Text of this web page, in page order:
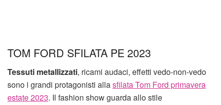
TOM FORD SFILATA PE 2023
Tessuti metallizzati, ricami audaci, effetti vedo-non-vedo
sono i grandi protagonisti allasfilata Tom Ford primavera
estate 2023. Il fashion show guarda allo stile